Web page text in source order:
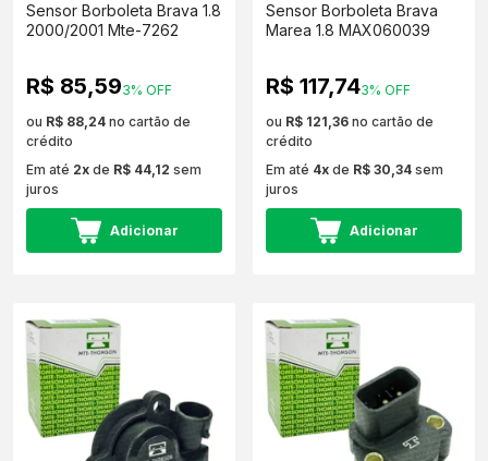
Sensor Borboleta Brava 1.8
2000/2001 Mte-7262
R$ 85,593% OFF
ou R$ 88,24 no cartão de
crédito
Em até 2x de R$ 44,12 sem
juros
Adicionar
Sensor Borboleta Brava
Marea 1.8 MAX060039
R$ 117,743% OFF
ou R$ 121,36 no cartão de
crédito
Em até 4x de R$ 30,34 sem
juros
Adicionar